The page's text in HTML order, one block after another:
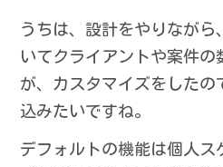
うちは、設計をやりながら
いてクライアントや案件の
が、カスタマイズをしたの
込みたいですね。
デフォルトの機能は個人ス